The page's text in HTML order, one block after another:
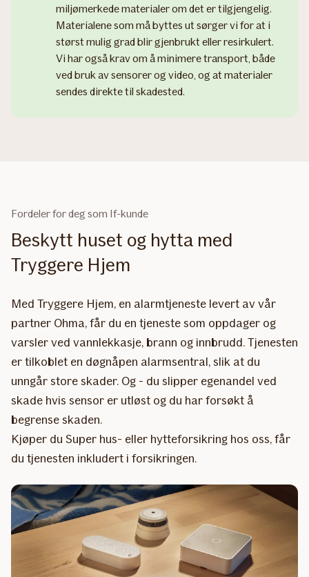
miljømerkede materialer om det er tilgjengelig.
Materialene som må byttes ut sørger vi for at i
størst mulig grad blir gjenbrukt eller resirkulert.
Vi har også krav om å minimere transport, både
ved bruk av sensorer og video, og at materialer
sendes direkte til skadested.
Fordeler for deg som If-kunde
Beskytt huset og hytta med
Tryggere Hjem
Med Tryggere Hjem, en alarmtjeneste levert av vår
partner Ohma, får du en tjeneste som oppdager og
varsler ved vannlekkasje, brann og innbrudd. Tjenesten
er tilkoblet en døgnåpen alarmsentral, slik at du
unngår store skader. Og - du slipper egenandel ved
skade hvis sensor er utløst og du har forsøkt å
begrense skaden.
Kjøper du Super hus- eller hytteforsikring hos oss, får
du tjenesten inkludert i forsikringen.